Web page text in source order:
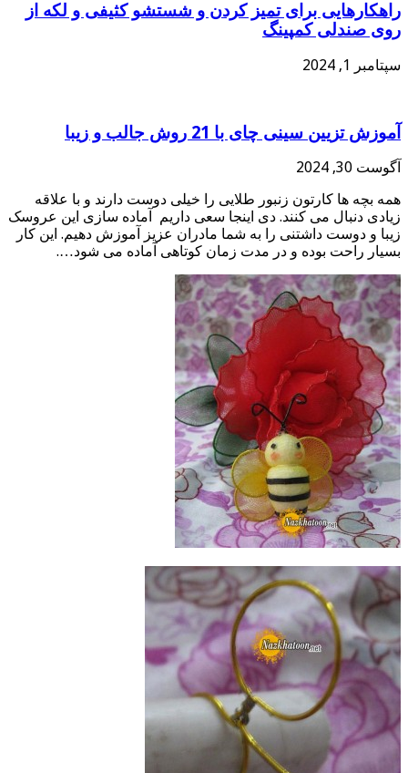
راهکارهایی برای تمیز کردن و شستشو کثیفی و لکه از
روی صندلی کمپینگ
سپتامبر 1, 2024
آموزش تزیین سینی چای با 21 روش جالب و زیبا
آگوست 30, 2024
همه بچه ها کارتون زنبور طلایی را خیلی دوست دارند و با علاقه
زیادی دنبال می کنند. دی اینجا سعی داریم آماده سازی این عروسک
زیبا و دوست داشتنی را به شما مادران عزیز آموزش دهیم. این کار
بسیار راحت بوده و در مدت زمان کوتاهی آماده می شود….